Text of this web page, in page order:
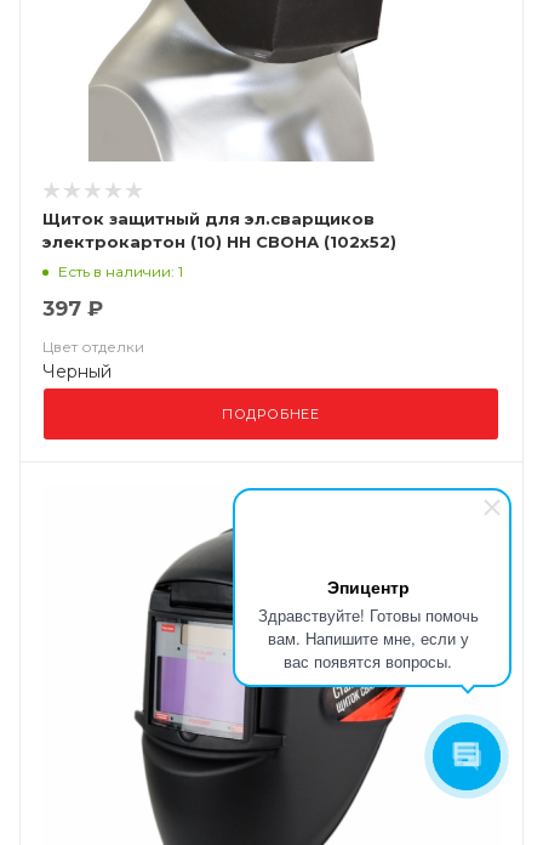
Эпицентр
Здравствуйте! Готовы помочь
вам. Напишите мне, если у
вас появятся вопросы.
Щиток защитный для эл.сварщиков
электрокартон (10) НН СВОНА (102х52)
(Смакотин)
Есть в наличии: 1
397 ₽
Цвет отделки
Черный
ПОДРОБНЕЕ